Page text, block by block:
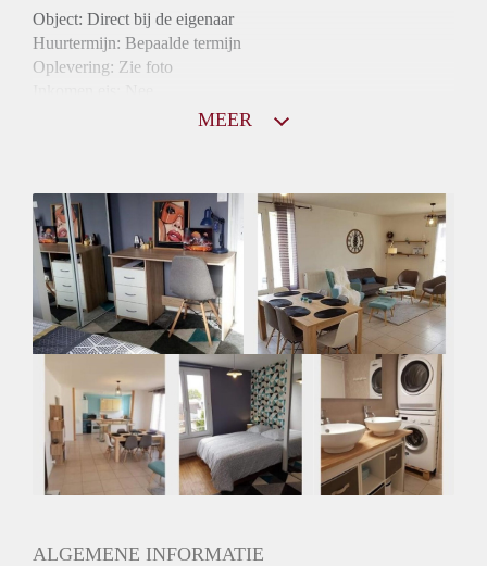
Object: Direct bij de eigenaar
Huurtermijn: Bepaalde termijn
Oplevering: Zie foto
Gedeelde Douche: Ja
Gedeelde woonkamer: Ja
Huisgenoten: Ja
Geslacht huisgenoten: Gemengd
MEER
ALGEMENE INFORMATIE